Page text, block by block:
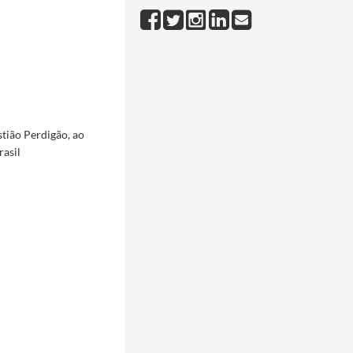
da visita oficial ao Brasil
oficial ao Brasil
1957-06-27/1957-07-03
da visita oficial ao Brasil
do seu aniversário
Perdigão, ao